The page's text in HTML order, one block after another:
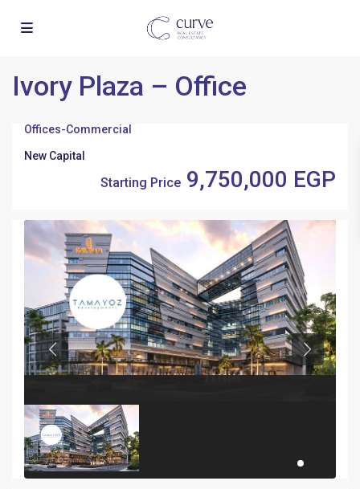
Ivory Plaza – Office
Offices-Commercial
New Capital
Starting Price9,750,000 EGP